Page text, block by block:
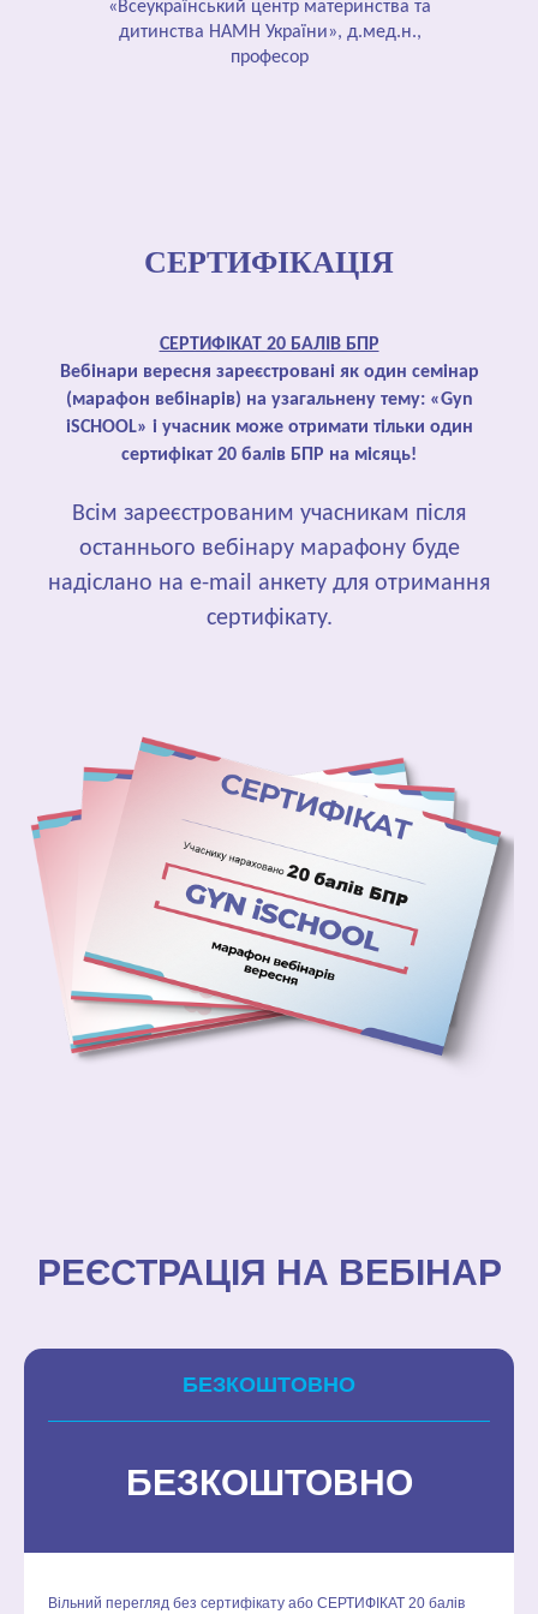
«Всеукраїнський центр материнства та
дитинства НАМН України», д.мед.н.,
професор
СЕРТИФІКАЦІЯ
СЕРТИФІКАТ 20 БАЛІВ БПР
Вебінари вересня зареєстровані як один семінар
(марафон вебінарів) на узагальнену тему: «Gyn
iSCHOOL» і учасник може отримати тільки один
сертифікат 20 балів БПР на місяць!
Всім зареєстрованим учасникам після
останнього вебінару марафону буде
надіслано на e-mail анкету для отримання
сертифікату.
РЕЄСТРАЦІЯ НА ВЕБІНАР
БЕЗКОШТОВНО
БЕЗКОШТОВНО
Вільний перегляд без сертифікату або СЕРТИФІКАТ 20 балів